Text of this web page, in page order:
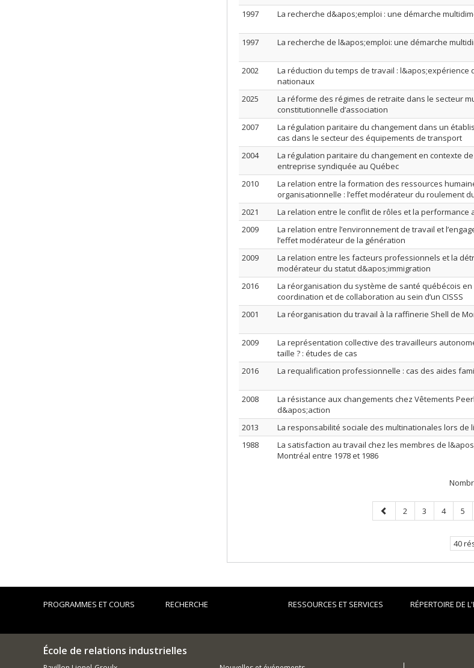
1997 La recherche d&apos;emploi : une démarche
1997 La recherche de l&apos;emploi: une démarche
2002
La réduction du temps de travail :
nationaux
2025
La réforme des régimes de retraite dans le secteur
constitutionnelle d’association
2007
La régulation paritaire du changement dans un
cas dans le secteur des équipements de transport
2004
La régulation paritaire du changement en contexte
entreprise syndiquée au Québec
2010
La relation entre la formation des ressources
organisationnelle : l’effet modérateur du roulement
2021
La relation entre le conflit de rôles et la performance
2009
La relation entre l’environnement de travail et
l’effet modérateur de la génération
2009
La relation entre les facteurs professionnels et la
modérateur du statut d&apos;immigration
2016
La réorganisation du système de santé québécois
coordination et de collaboration au sein d’un CISSS
2001 La réorganisation du travail à la raffinerie Shell de
2009
La représentation collective des travailleurs
taille ? : études de cas
2016 La requalification professionnelle : cas des aides
2008
La résistance aux changements chez Vêtements
d&apos;action
2013 La responsabilité sociale des multinationales lors de
1988
La satisfaction au travail chez les membres de
Montréal entre 1978 et 1986
Page
précédente
Page
2 Page
3 Page
4 Page
5
40
PROGRAMMES ET COURS RECHERCHE RESSOURCES ET SERVICES RÉPERTOIRE DE
École de relations industrielles